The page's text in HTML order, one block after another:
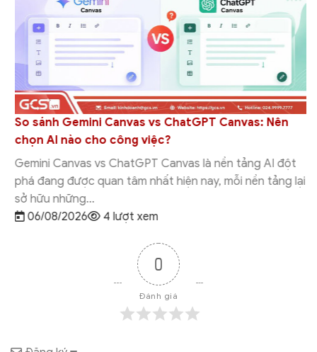
So sánh Gemini Canvas vs ChatGPT Canvas: Nên
chọn AI nào cho công việc?
Gemini Canvas vs ChatGPT Canvas là nền tảng AI đột
phá đang được quan tâm nhất hiện nay, mỗi nền tảng lại
sở hữu những...
06/08/2026
4 lượt xem
0
Đánh giá